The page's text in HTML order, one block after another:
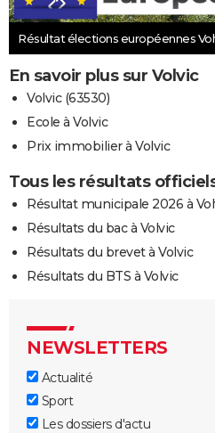
Résultat élections européennes
En savoir plus sur Volvic
Volvic (63530)
Ecole à Volvic
Prix immobilier à Volvic
Tous les résultats
Résultat municipale 2026 à
Résultats du bac à Volvic
Résultats du brevet à Volvic
Résultats du BTS à Volvic
NEWSLETTERS
Actualité
Sport
Les dossiers d'actu